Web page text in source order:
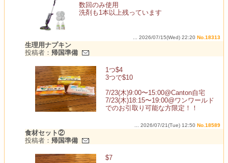
数回のみ使用
洗剤も1本以上残っています
... 2026/07/15(Wed) 22:20 No.18313
生理用ナプキン
投稿者： 帰国準備
1つ$4
3つで$10
7/23(木)9:00〜15:00@Canton自宅
7/23(木)18:15〜19:00@ワンワールド
でのお引取り可能な方限定！！
... 2026/07/21(Tue) 12:50 No.18589
食材セット②
投稿者： 帰国準備
$7